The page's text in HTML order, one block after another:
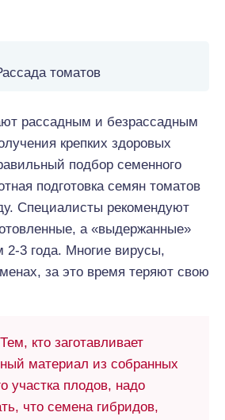
томатов
рассадным и безрассадным
крепких здоровых
подбор семенного
подготовка семян томатов
Специалисты рекомендуют
а «выдержанные»
2-3 года. Многие вирусы,
за это время теряют свою
Тем, кто заготавливает
материал из собранных
участка плодов, надо
что семена гибридов,